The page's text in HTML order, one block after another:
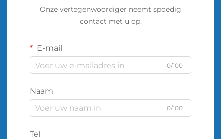
Onze vertegenwoordiger neemt spoedig
contact met u op.
E-mail
0/100
Naam
0/100
Tel